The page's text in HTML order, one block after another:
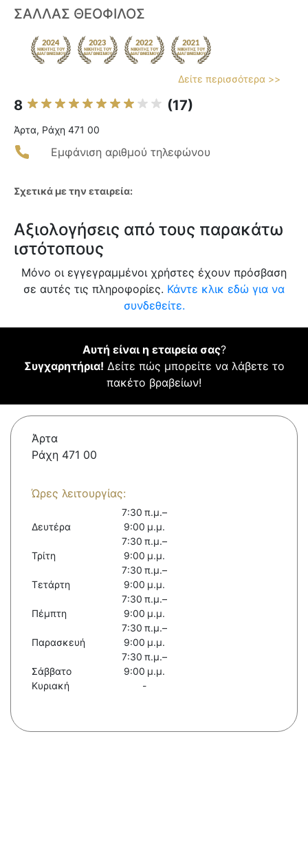
ΣΑΛΛΑΣ ΘΕΟΦΙΛΟΣ
Δείτε περισσότερα >>
8 (17)
Άρτα, Ράχη 471 00
Εμφάνιση αριθμού τηλεφώνου
Σχετικά με την εταιρεία:
Αξιολογήσεις από τους παρακάτω
ιστότοπους
Μόνο οι εγγεγραμμένοι χρήστες έχουν πρόσβαση
σε αυτές τις πληροφορίες. Κάντε κλικ εδώ για να
συνδεθείτε.
Αυτή είναι η εταιρεία σας?
Συγχαρητήρια! Δείτε πώς μπορείτε να λάβετε το
πακέτο βραβείων!
Άρτα
Ράχη 471 00
Ώρες λειτουργίας:
Δευτέρα
7:30 π.μ.–
9:00 μ.μ.
Τρίτη
7:30 π.μ.–
9:00 μ.μ.
Τετάρτη
7:30 π.μ.–
9:00 μ.μ.
Πέμπτη
7:30 π.μ.–
9:00 μ.μ.
Παρασκευή
7:30 π.μ.–
9:00 μ.μ.
Σάββατο
7:30 π.μ.–
9:00 μ.μ.
Κυριακή
-